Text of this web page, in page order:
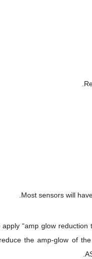
Most sensors will
apply “amp glow reduction
the amp-glow of